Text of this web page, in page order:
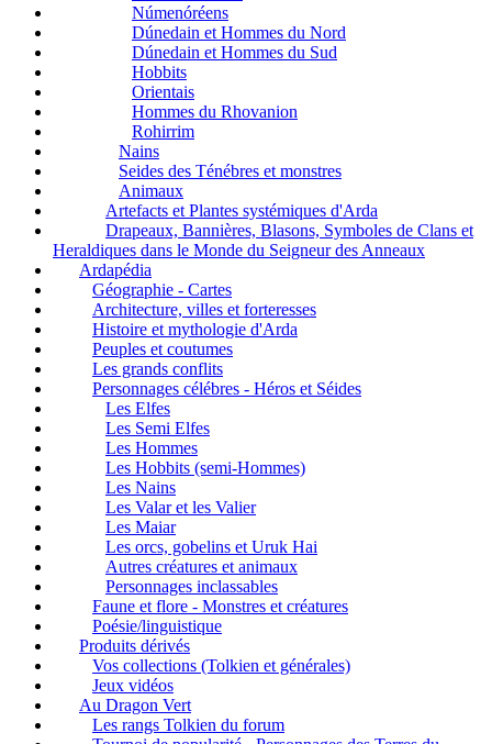
Númenóréens
Dúnedain et Hommes du Nord
Dúnedain et Hommes du Sud
Hobbits
Orientais
Hommes du Rhovanion
Rohirrim
Nains
Seides des Ténébres et monstres
Animaux
Artefacts et Plantes systémiques d'Arda
Drapeaux, Bannières, Blasons, Symboles de Clans et
Heraldiques dans le Monde du Seigneur des Anneaux
Ardapédia
Géographie - Cartes
Architecture, villes et forteresses
Histoire et mythologie d'Arda
Peuples et coutumes
Les grands conflits
Personnages célébres - Héros et Séides
Les Elfes
Les Semi Elfes
Les Hommes
Les Hobbits (semi-Hommes)
Les Nains
Les Valar et les Valier
Les Maiar
Les orcs, gobelins et Uruk Hai
Autres créatures et animaux
Personnages inclassables
Faune et flore - Monstres et créatures
Poésie/linguistique
Produits dérivés
Vos collections (Tolkien et générales)
Jeux vidéos
Au Dragon Vert
Les rangs Tolkien du forum